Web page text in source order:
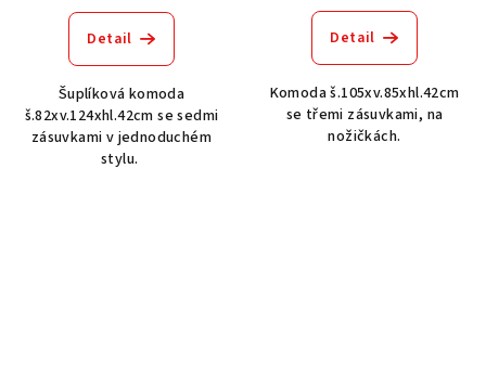
Detail
Šuplíková komoda
š.82xv.124xhl.42cm se sedmi
zásuvkami v jednoduchém
stylu.
Detail
Komoda š.105xv.85xhl.42cm
se třemi zásuvkami, na
nožičkách.